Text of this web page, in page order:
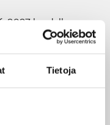
Tietoja
2027 kaudelle on